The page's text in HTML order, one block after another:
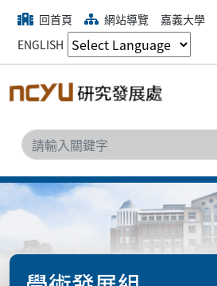
回首頁 網站導覽 嘉義大學
ENGLISH